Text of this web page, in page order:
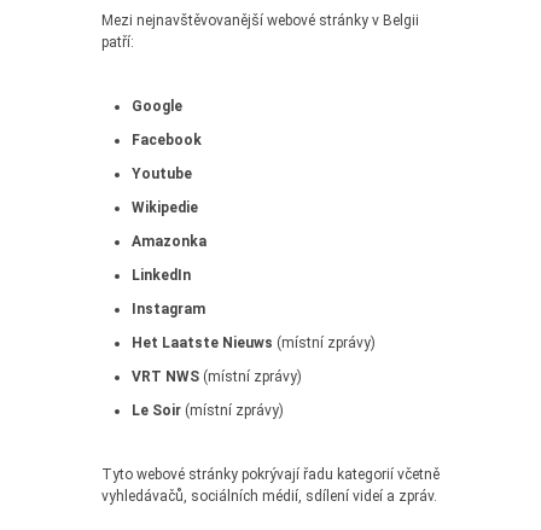
Mezi nejnavštěvovanější webové stránky v Belgii
patří:
Google
Facebook
Youtube
Wikipedie
Amazonka
LinkedIn
Instagram
Het Laatste Nieuws (místní zprávy)
VRT NWS (místní zprávy)
Le Soir (místní zprávy)
Tyto webové stránky pokrývají řadu kategorií včetně
vyhledávačů, sociálních médií, sdílení videí a zpráv.